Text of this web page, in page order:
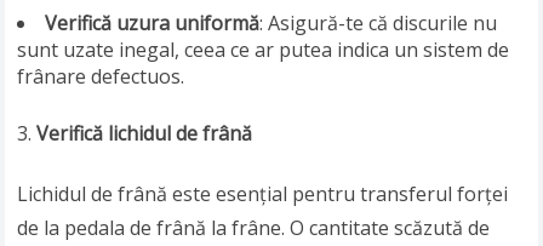
Verifică uzura uniformă: Asigură-te că discurile nu
sunt uzate inegal, ceea ce ar putea indica un sistem de
frânare defectuos.
Verifică lichidul de frână
Lichidul de frână este esențial pentru transferul forței
de la pedala de frână la frâne. O cantitate scăzută de